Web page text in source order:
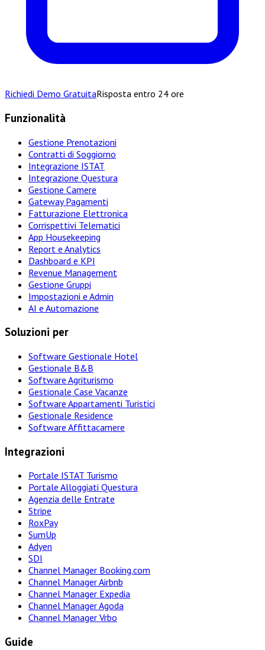
Richiedi Demo GratuitaRisposta entro 24 ore
Funzionalità
Gestione Prenotazioni
Contratti di Soggiorno
Integrazione ISTAT
Integrazione Questura
Gestione Camere
Gateway Pagamenti
Fatturazione Elettronica
Corrispettivi Telematici
App Housekeeping
Report e Analytics
Dashboard e KPI
Revenue Management
Gestione Gruppi
Impostazioni e Admin
AI e Automazione
Soluzioni per
Software Gestionale Hotel
Gestionale B&B
Software Agriturismo
Gestionale Case Vacanze
Software Appartamenti Turistici
Gestionale Residence
Software Affittacamere
Integrazioni
Portale ISTAT Turismo
Portale Alloggiati Questura
Agenzia delle Entrate
Stripe
RoxPay
SumUp
Adyen
SDI
Channel Manager Booking.com
Channel Manager Airbnb
Channel Manager Expedia
Channel Manager Agoda
Channel Manager Vrbo
Guide